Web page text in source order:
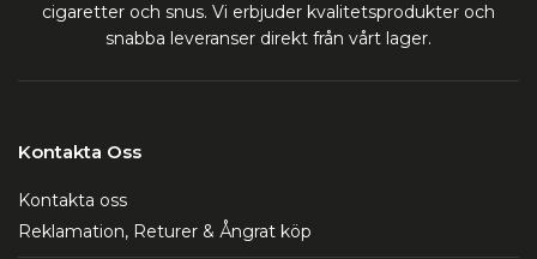
cigaretter och snus. Vi erbjuder kvalitetsprodukter och
snabba leveranser direkt från vårt lager.
Kontakta Oss
Kontakta oss
Reklamation, Returer & Ångrat köp